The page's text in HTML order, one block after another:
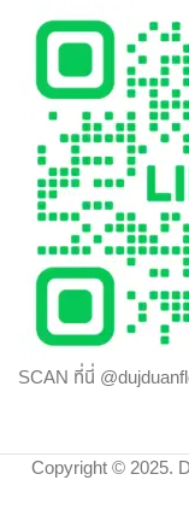
ประสบการณ์ ต้องเ
ฟลอริสท์” เท่านั้น เ
SCAN ที่นี่
Copyright © 2025.